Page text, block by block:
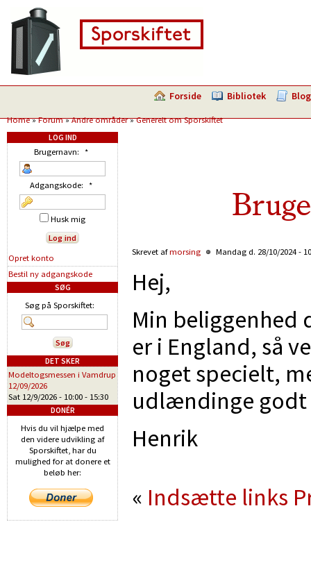
Forside Bibliotek Blog
Home»Forum»Andre områder»Generelt om Sporskiftet
Skrevet afmorsing Mandag d. 28/10/2024 -
Hej,
Min beliggenhed
er i England, så
noget specielt,
udlændinge godt
Henrik
« Indsætte links
LOG IND
Brugernavn: *
Adgangskode: *
Husk mig
Opret konto
Bestil ny adgangskode
SØG
Søg på Sporskiftet:
DET SKER
Modeltogsmessen i Vamdrup
12/09/2026
Sat 12/9/2026 - 10:00 - 15:30
DONÉR
Hvis du vil hjælpe med
den videre udvikling af
Sporskiftet, har du
mulighed for at donere et
beløb her: